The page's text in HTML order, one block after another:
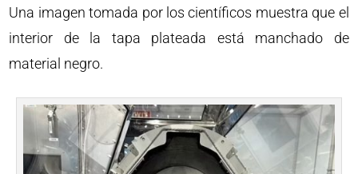
Una imagen tomada por los científicos muestra que el
interior de la tapa plateada está manchado de
material negro.